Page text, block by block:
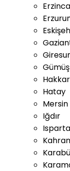
Hatay
Mersin
Iğdır
Isparta